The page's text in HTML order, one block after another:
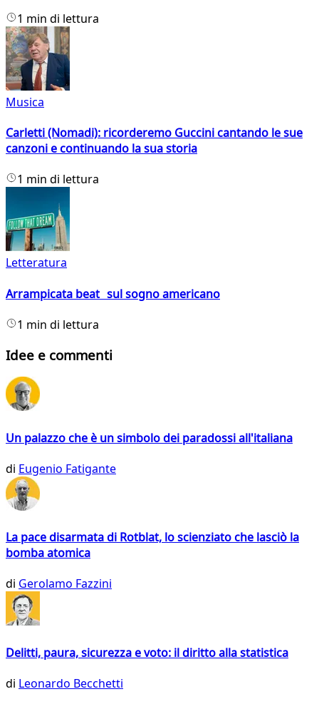
1 min di lettura
Musica
Carletti (Nomadi): ricorderemo Guccini cantando le sue
canzoni e continuando la sua storia
1 min di lettura
Letteratura
Arrampicata beat sul sogno americano
1 min di lettura
Idee e commenti
Un palazzo che è un simbolo dei paradossi all'italiana
di Eugenio Fatigante
La pace disarmata di Rotblat, lo scienziato che lasciò la
bomba atomica
di Gerolamo Fazzini
Delitti, paura, sicurezza e voto: il diritto alla statistica
di Leonardo Becchetti